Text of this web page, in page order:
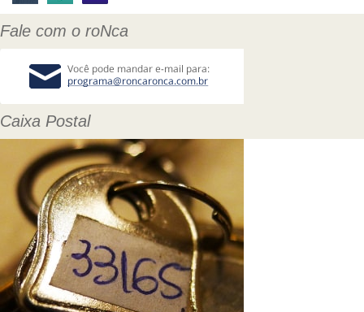
Fale com o roNca
Caixa Postal